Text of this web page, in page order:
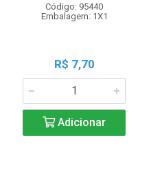
Código: 95440
Embalagem: 1X1
R$ 7,70
Adicionar